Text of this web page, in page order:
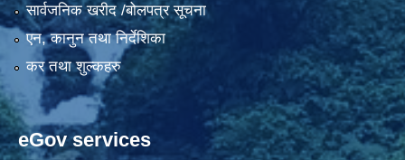
सार्वजनिक खरीद /बोलपत्र सूचना
एन, कानुन तथा निर्देशिका
कर तथा शुल्कहरु
eGov services